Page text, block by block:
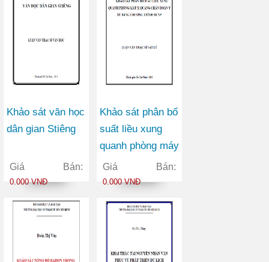
Khảo sát văn học
dân gian Stiêng
Giá Bán:
0.000 VNĐ
Khảo sát phân bố
suất liều xung
quanh phòng máy
X quang chẩn
đoán y tế bằng
MCNP
Giá Bán:
0.000 VNĐ